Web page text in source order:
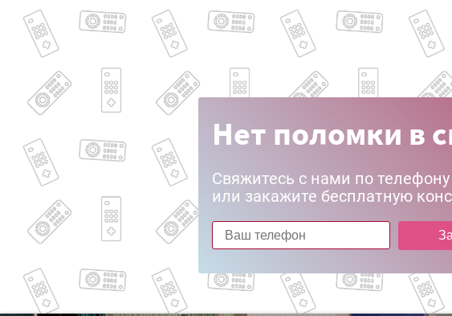
Нет поломки в
Свяжитесь с нами по телефону
или закажите бесплатную